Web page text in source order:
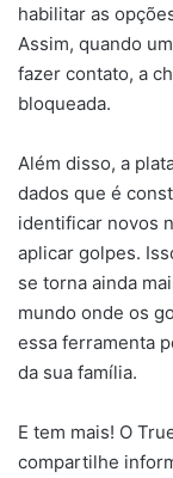
habilitar as
Assim, quando
fazer contato, a
bloqueada.
Além disso, a
dados que é
identificar novos
aplicar golpes.
se torna ainda
mundo onde os
essa ferramenta
da sua família.
E tem mais! O
compartilhe